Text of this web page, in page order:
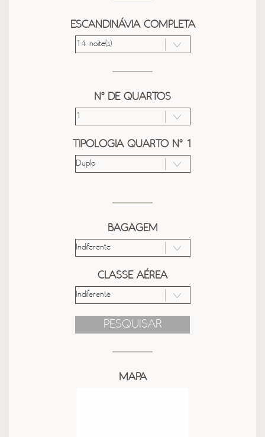
ESCANDINÁVIA COMPLETA
Nº DE QUARTOS
TIPOLOGIA QUARTO Nº 1
BAGAGEM
CLASSE AÉREA
PESQUISAR
MAPA